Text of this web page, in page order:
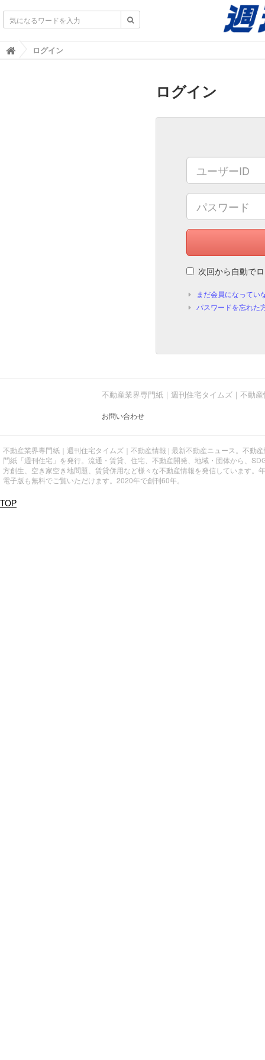
不動産業界専門紙｜週刊住宅タイムズ｜不動産情報
ログイン
ログイン
次回から自動で
まだ会員になってい
パスワードを忘れた
不動産業界専門紙｜週刊住宅タイムズ｜不動
お問い合わせ
不動産業界専門紙｜週刊住宅タイムズ｜不動産情報 | 最新不動産ニュース。不動
門紙「週刊住宅」を発行。流通・賃貸、住宅、不動産開発、地域・団体から、
方創生、空き家空き地問題、賃貸併用など様々な不動産情報を発信しています。
電子版も無料でご覧いただけます。2020年で創刊60年。
TOP